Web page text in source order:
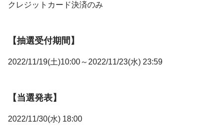
クレジットカード決済のみ
【抽選受付期間】
2022/11/19(土)10:00～2022/11/23(水) 23:59
【当選発表】
2022/11/30(水) 18:00